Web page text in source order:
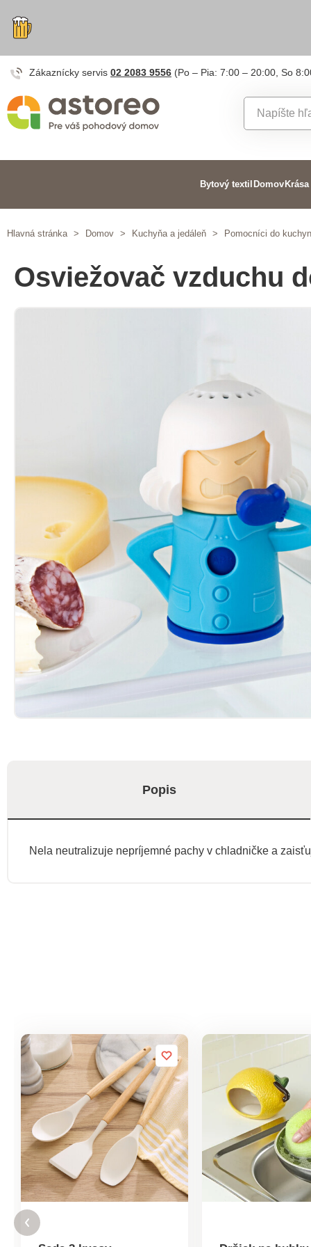
Zákaznícky servis 02 2083 9556 (Po – Pia: 7:00 – 20:00, So
Bytový textil Domov
Hlavná stránka > Domov > Kuchyňa a jedáleň > Pomocníci do
Osviežovač vzduchu
Popis
Nela neutralizuje nepríjemné pachy v chladničke a